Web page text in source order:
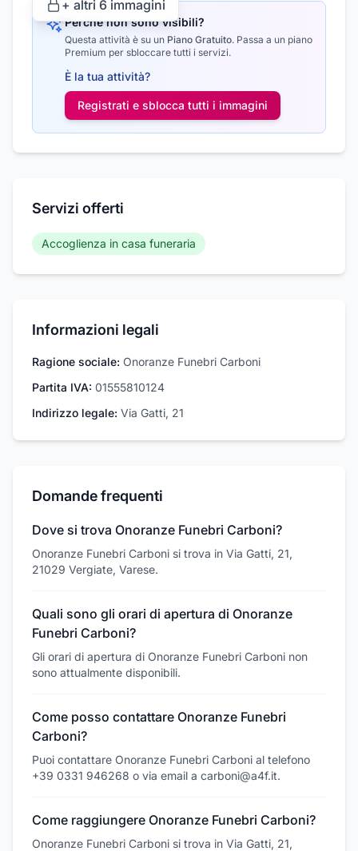
+ altri 6 immagini
Perché non sono visibili?
Questa attività è su un Piano Gratuito. Passa a un piano
Premium per sbloccare tutti i servizi.
È la tua attività?
Registrati e sblocca tutti i immagini
Servizi offerti
Accoglienza in casa funeraria
Informazioni legali
Ragione sociale: Onoranze Funebri Carboni
Partita IVA: 01555810124
Indirizzo legale: Via Gatti, 21
Domande frequenti
Dove si trova Onoranze Funebri Carboni?
Onoranze Funebri Carboni si trova in Via Gatti, 21,
21029 Vergiate, Varese.
Quali sono gli orari di apertura di Onoranze
Funebri Carboni?
Gli orari di apertura di Onoranze Funebri Carboni non
sono attualmente disponibili.
Come posso contattare Onoranze Funebri
Carboni?
Puoi contattare Onoranze Funebri Carboni al telefono
+39 0331 946268 o via email a carboni@a4f.it.
Come raggiungere Onoranze Funebri Carboni?
Onoranze Funebri Carboni si trova in Via Gatti, 21,